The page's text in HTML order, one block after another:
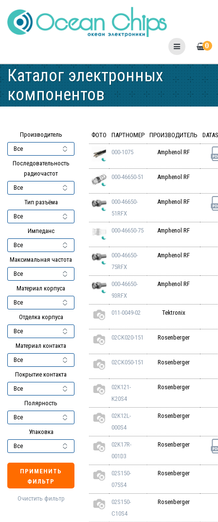
to
content
0
Каталог электронных
компонентов
Производитель
Последовательность
радиочастот
Тип разъёма
Импеданс
Максимальная частота
Материал корпуса
Отделка корпуса
Материал контакта
Покрытие контакта
Полярность
Упаковка
ПРИМЕНИТЬ
ФИЛЬТР
Очистить фильтр
ФОТО ПАРТНОМЕР ПРОИЗВОДИТЕЛЬ
000-1075 Amphenol RF
000-46650-51 Amphenol RF
000-46650-
51RFX
Amphenol RF
000-46650-75 Amphenol RF
000-46650-
75RFX
Amphenol RF
000-46650-
93RFX
Amphenol RF
011-0049-02 Tektronix
02CK020-151 Rosenberger
02CK050-151 Rosenberger
02K121-
K20S4
Rosenberger
02K12L-
000S4
Rosenberger
02K17R-
001D3
Rosenberger
02S150-
075S4
Rosenberger
02S150-
C10S4
Rosenberger